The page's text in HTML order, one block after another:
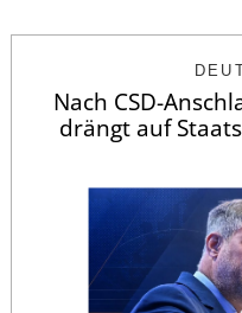
Nach CSD-
drängt auf